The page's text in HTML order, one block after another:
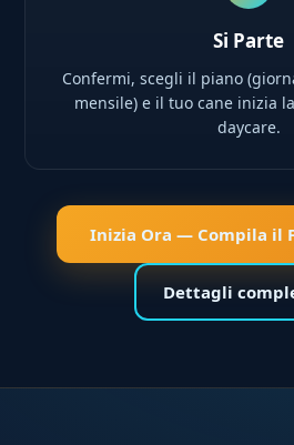
Si Parte
Confermi, scegli il piano
mensile) e il tuo cane inizia
daycare.
Inizia Ora — Compila il
Dettagli